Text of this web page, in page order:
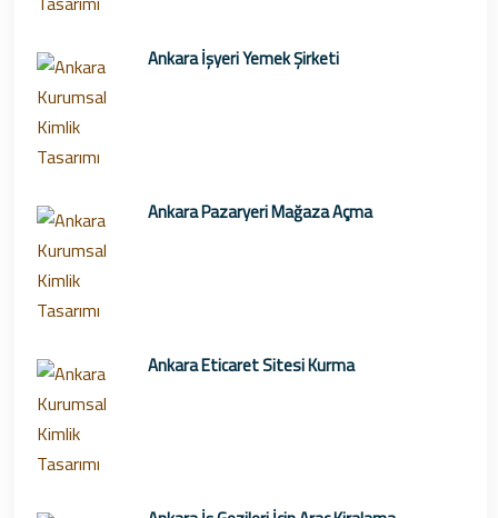
Ankara İşyeri Yemek Şirketi
Ankara Pazaryeri Mağaza Açma
Ankara Eticaret Sitesi Kurma